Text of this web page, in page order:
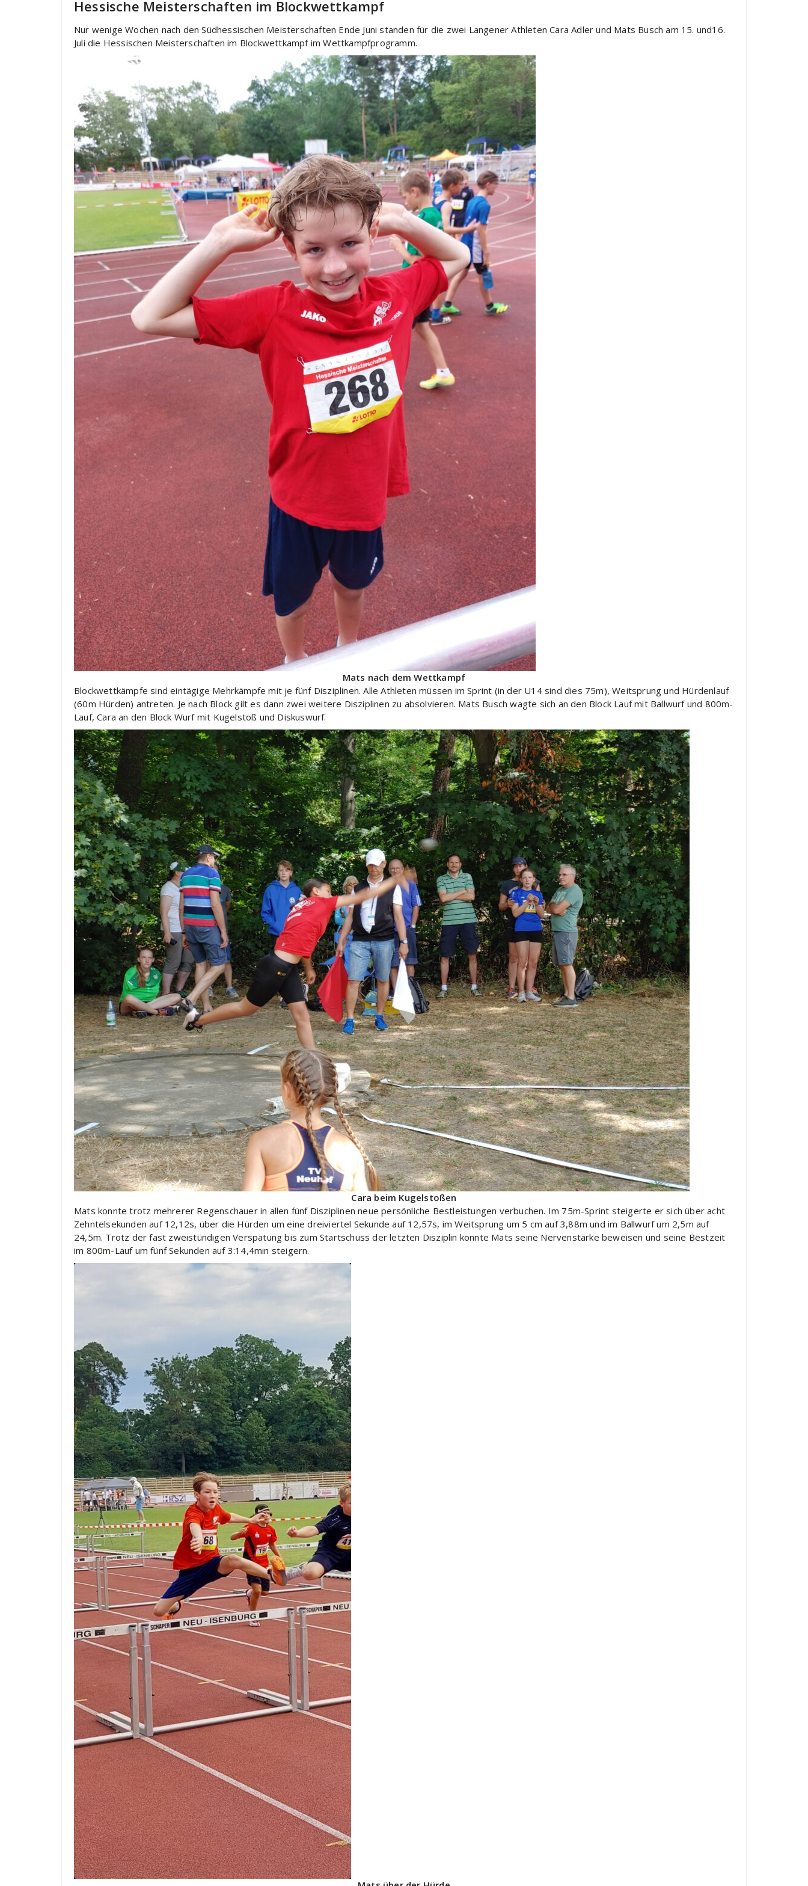
Hessische Meisterschaften im Blockwettkampf
Nur wenige Wochen nach den Südhessischen Meisterschaften Ende Juni standen für die zwei Langener Athleten Cara Adler und Mats Busch am 15. und16.
Juli die Hessischen Meisterschaften im Blockwettkampf im Wettkampfprogramm.
Mats nach dem Wettkampf
Blockwettkämpfe sind eintägige Mehrkämpfe mit je fünf Disziplinen. Alle Athleten müssen im Sprint (in der U14 sind dies 75m), Weitsprung und Hürdenlauf
(60m Hürden) antreten. Je nach Block gilt es dann zwei weitere Disziplinen zu absolvieren. Mats Busch wagte sich an den Block Lauf mit Ballwurf und 800m-
Lauf, Cara an den Block Wurf mit Kugelstoß und Diskuswurf.
Cara beim Kugelstoßen
Mats konnte trotz mehrerer Regenschauer in allen fünf Disziplinen neue persönliche Bestleistungen verbuchen. Im 75m-Sprint steigerte er sich über acht
Zehntelsekunden auf 12,12s, über die Hürden um eine dreiviertel Sekunde auf 12,57s, im Weitsprung um 5 cm auf 3,88m und im Ballwurf um 2,5m auf
24,5m. Trotz der fast zweistündigen Verspätung bis zum Startschuss der letzten Disziplin konnte Mats seine Nervenstärke beweisen und seine Bestzeit
im 800m-Lauf um fünf Sekunden auf 3:14,4min steigern.